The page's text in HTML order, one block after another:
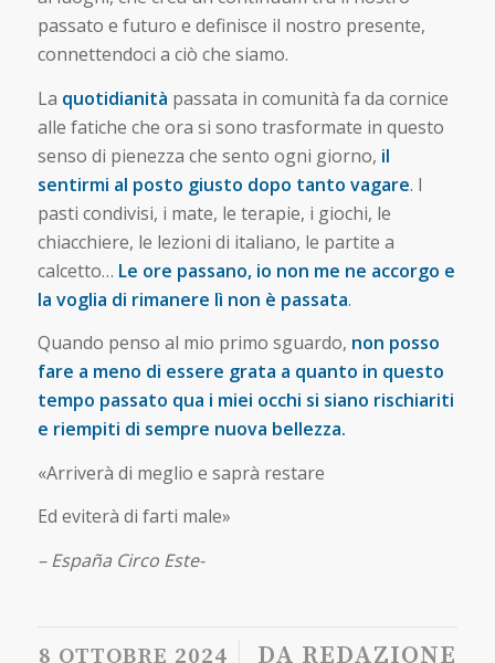
passato e futuro e definisce il nostro presente,
connettendoci a ciò che siamo.
La quotidianità passata in comunità fa da cornice
alle fatiche che ora si sono trasformate in questo
senso di pienezza che sento ogni giorno, il
sentirmi al posto giusto dopo tanto vagare. I
pasti condivisi, i mate, le terapie, i giochi, le
chiacchiere, le lezioni di italiano, le partite a
calcetto… Le ore passano, io non me ne accorgo e
la voglia di rimanere lì non è passata.
Quando penso al mio primo sguardo, non posso
fare a meno di essere grata a quanto in questo
tempo passato qua i miei occhi si siano rischiariti
e riempiti di sempre nuova bellezza.
«Arriverà di meglio e saprà restare
Ed eviterà di farti male»
– España Circo Este-
8 OTTOBRE 2024
/ DA REDAZIONE